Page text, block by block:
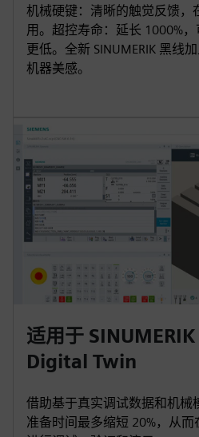
机械硬键：清晰的触觉反馈，
用。超控寿命：延长 1000%
更低。全新 SINUMERIK 黑线
机器美感。
适用于
Digital Twin
借助基于真实调试数据和机械
准备时间最多缩短 20%，从